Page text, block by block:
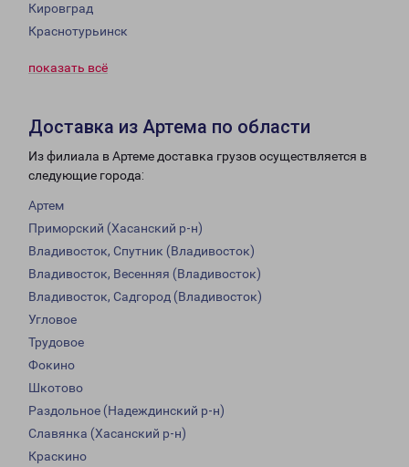
Кировград
Краснотурьинск
показать всё
Доставка из Артема по области
Из филиала в Артеме доставка грузов осуществляется в
следующие города:
Артем
Приморский (Хасанский р-н)
Владивосток, Спутник (Владивосток)
Владивосток, Весенняя (Владивосток)
Владивосток, Садгород (Владивосток)
Угловое
Трудовое
Фокино
Шкотово
Раздольное (Надеждинский р-н)
Славянка (Хасанский р-н)
Краскино